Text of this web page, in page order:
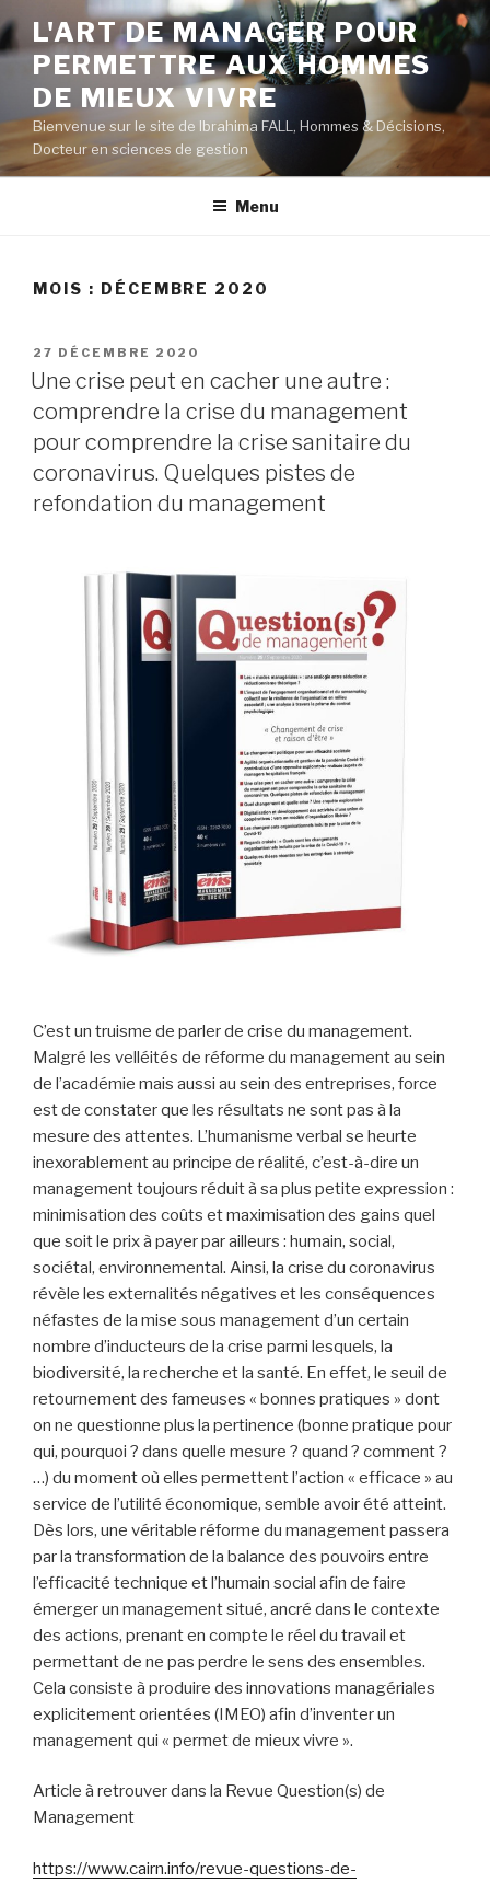
au
contenu
principal
L'ART DE MANAGER POUR
PERMETTRE AUX HOMMES
DE MIEUX VIVRE
Bienvenue sur le site de Ibrahima FALL, Hommes & Décisions,
Docteur en sciences de gestion
Menu
MOIS : DÉCEMBRE 2020
PUBLIÉ
LE
27 DÉCEMBRE 2020
Une crise peut en cacher une autre :
comprendre la crise du management
pour comprendre la crise sanitaire du
coronavirus. Quelques pistes de
refondation du management
C’est un truisme de parler de crise du management.
Malgré les velléités de réforme du management au sein
de l’académie mais aussi au sein des entreprises, force
est de constater que les résultats ne sont pas à la
mesure des attentes. L’humanisme verbal se heurte
inexorablement au principe de réalité, c’est-à-dire un
management toujours réduit à sa plus petite expression :
minimisation des coûts et maximisation des gains quel
que soit le prix à payer par ailleurs : humain, social,
sociétal, environnemental. Ainsi, la crise du coronavirus
révèle les externalités négatives et les conséquences
néfastes de la mise sous management d’un certain
nombre d’inducteurs de la crise parmi lesquels, la
biodiversité, la recherche et la santé. En effet, le seuil de
retournement des fameuses « bonnes pratiques » dont
on ne questionne plus la pertinence (bonne pratique pour
qui, pourquoi ? dans quelle mesure ? quand ? comment ?
…) du moment où elles permettent l’action « efficace » au
service de l’utilité économique, semble avoir été atteint.
Dès lors, une véritable réforme du management passera
par la transformation de la balance des pouvoirs entre
l’efficacité technique et l’humain social afin de faire
émerger un management situé, ancré dans le contexte
des actions, prenant en compte le réel du travail et
permettant de ne pas perdre le sens des ensembles.
Cela consiste à produire des innovations managériales
explicitement orientées (IMEO) afin d’inventer un
management qui « permet de mieux vivre ».
Article à retrouver dans la Revue Question(s) de
Management
https://www.cairn.info/revue-questions-de-